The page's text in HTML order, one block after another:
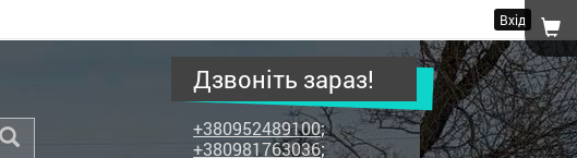
Вхід
Дзвоніть зараз!
+380952489100;
+380981763036;